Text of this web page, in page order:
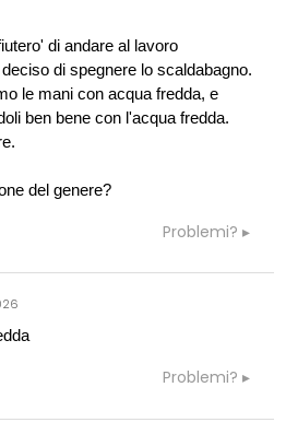
di andare al lavoro
di spegnere lo scaldabagno.
le mani con acqua fredda, e
ben bene con l'acqua fredda.
del genere?
Problemi?
Problemi?